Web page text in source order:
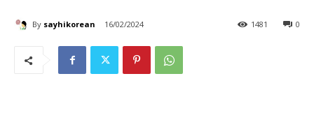
By sayhikorean 16/02/2024 0
1481